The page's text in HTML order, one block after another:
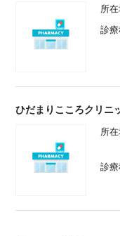
所
診
ひだまりこころクリ
所
診